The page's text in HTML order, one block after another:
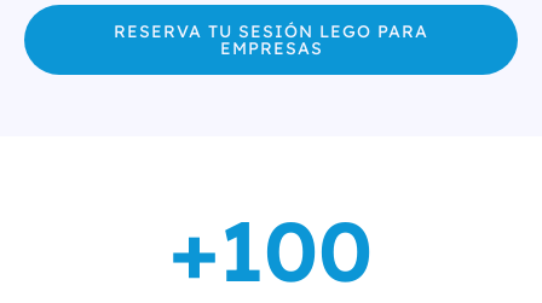
RESERVA TU SESIÓN LEGO PARA
EMPRESAS
+100